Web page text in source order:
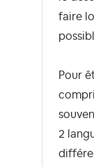
faire
Pour
2